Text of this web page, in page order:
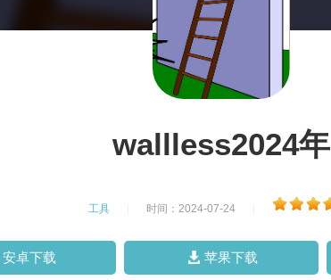
wallless2024年
工具 时间：2024-07-24
安卓下载 苹果下载